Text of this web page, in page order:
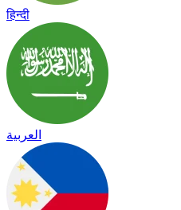
हिन्दी
العربية